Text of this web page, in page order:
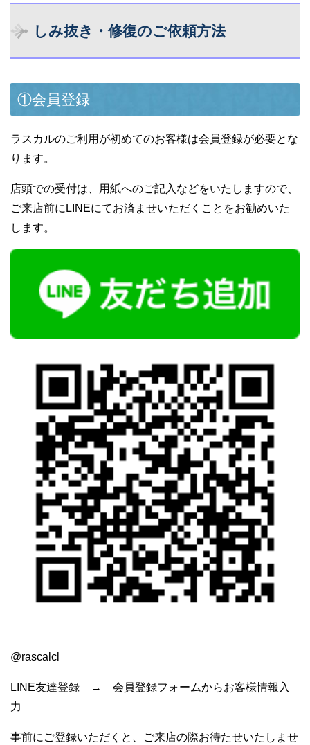
しみ抜き・修復のご依頼方法
①会員登録
ラスカルのご利用が初めてのお客様は会員登録が必要とな
ります。
店頭での受付は、用紙へのご記入などをいたしますので、
ご来店前にLINEにてお済ませいただくことをお勧めいた
します。
@rascalcl
LINE友達登録 → 会員登録フォームからお客様情報入
力
事前にご登録いただくと、ご来店の際お待たせいたしませ